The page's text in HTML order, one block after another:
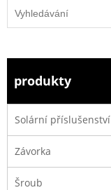
produkty
Solární příslušenství
Závorka
Šroub